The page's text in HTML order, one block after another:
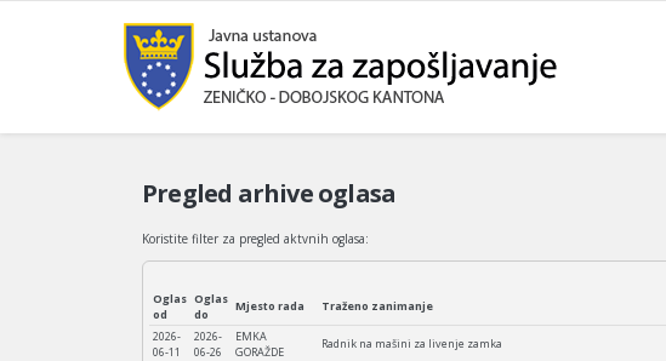
Pregled arhive oglasa
Koristite filter za pregled aktvnih oglasa:
Oglas
od
Oglas
do
Mjesto rada Traženo zanimanje
2026-
06-11
2026-
06-26
EMKA
GORAŽDE
Radnik na mašini za livenje zamka